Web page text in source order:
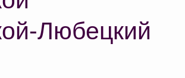
Любецкий